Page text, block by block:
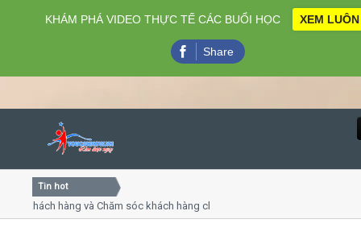
Close
Tin hot
hàng và Chăm sóc khách hàng chuyên nghiệp
KHÁM PHÁ VIDEO THỰC TẾ CÁC BUỔI HỌC XEM LUÔN
Share